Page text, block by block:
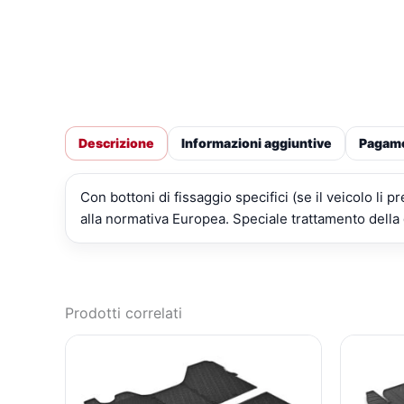
Descrizione Informazioni aggiuntive
Con bottoni di fissaggio specifici (se il veicolo li
alla normativa Europea. Speciale trattamento
Prodotti correlati
PREZZO
ORIGINALE
ERA:
È: